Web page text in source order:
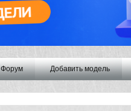
Форум Добавить модель